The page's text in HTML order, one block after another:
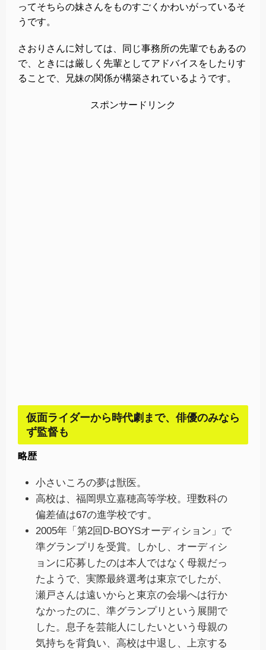
ってそちらの妹さんをものすごくかわいがっているそ
うです。
さおりさんに対しては、同じ事務所の先輩でもあるの
で、ときには厳しく先輩としてアドバイスをしたりす
ることで、兄妹の関係が構築されているようです。
スポンサードリンク
仮面ライダーから時代劇まで、俳優のみなら
ず監督も
略歴
小さいころの夢は獣医。
高校は、福岡県立嘉穂高等学校。理数科の
偏差値は67の進学校です。
2005年「第2回D-BOYSオーディション」で
準グランプリを受賞。しかし、オーディシ
ョンに応募したのは本人ではなく母親だっ
たようで、実際最終選考は東京でしたが、
瀬戸さんは遠いからと東京の会場へは行か
なかったのに、準グランプリという展開で
した。息子を芸能人にしたいという母親の
気持ちを背負い、高校は中退し、上京する